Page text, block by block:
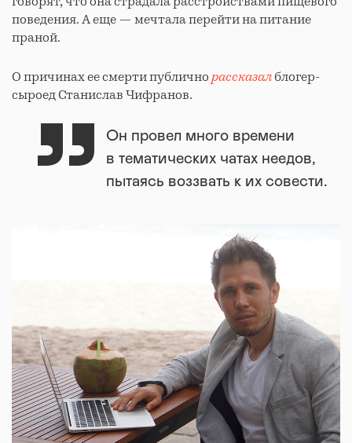
поведения. А еще — мечтала перейти на питание
праной.
О причинах ее смерти публичнорассказалблогер-
сыроед Станислав Чифранов.
Он провел много времени
в тематических чатах неедов,
пытаясь воззвать к их совести.